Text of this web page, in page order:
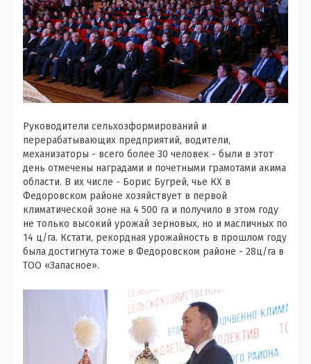
Руководители сельхозформирований и
перерабатывающих предприятий, водители,
механизаторы - всего более 30 человек - были в этот
день отмечены наградами и почетными грамотами акима
области. В их числе - Борис Бугрей, чье КХ в
Федоровском районе хозяйствует в первой
климатической зоне на 4 500 га и получило в этом году
не только высокий урожай зерновых, но и масличных по
14 ц/га. Кстати, рекордная урожайность в прошлом году
была достигнута тоже в Федоровском районе - 28ц/га в
ТОО «Запасное».